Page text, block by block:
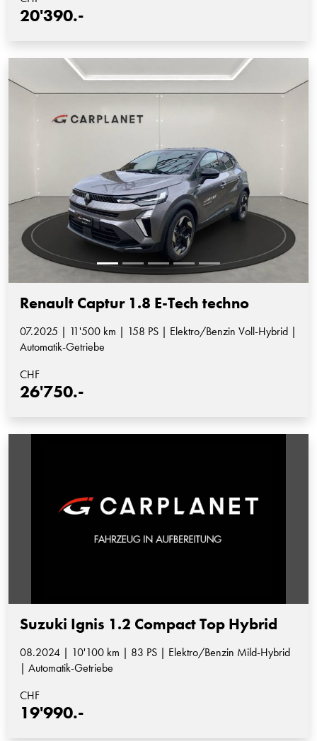
20'390.-
Renault Captur 1.8 E-Tech techno
07.2025 | 11'500 km | 158 PS | Elektro/Benzin Voll-Hybrid |
Automatik-Getriebe
CHF
26'750.-
Suzuki Ignis 1.2 Compact Top Hybrid
08.2024 | 10'100 km | 83 PS | Elektro/Benzin Mild-Hybrid
| Automatik-Getriebe
CHF
19'990.-